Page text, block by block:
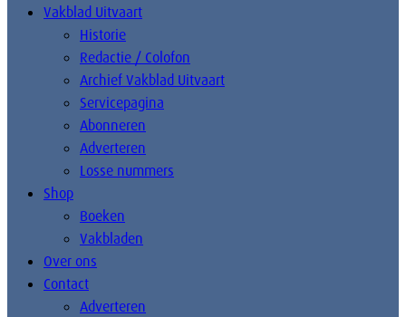
Vakblad Uitvaart
Historie
Redactie / Colofon
Archief Vakblad Uitvaart
Servicepagina
Abonneren
Adverteren
Losse nummers
Shop
Boeken
Vakbladen
Over ons
Contact
Adverteren